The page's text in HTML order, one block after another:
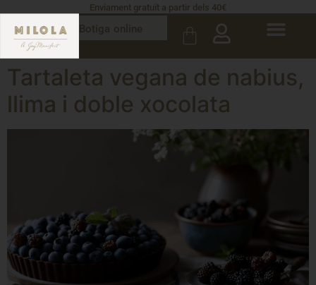
Enviament gratuït a partir dels 40€
Tartaleta vegana de nabius,
llima i doble xocolata